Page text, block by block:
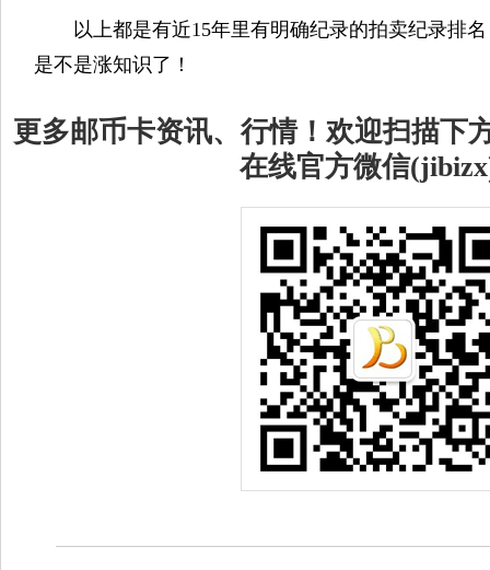
以上都是有近15年里有明确纪录的拍卖纪录排名
是不是涨知识了！
更多邮币卡资讯、行情！欢迎扫描下
在线官方微信